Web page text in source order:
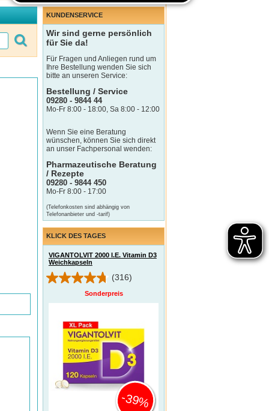
KUNDENSERVICE
Wir sind gerne persönlich
für Sie da!
Für Fragen und Anliegen rund um
Ihre Bestellung wenden Sie sich
bitte an unseren Service:
Bestellung / Service
09280 - 9844 44
Mo-Fr 8:00 - 18:00, Sa 8:00 - 12:00
Wenn Sie eine Beratung
wünschen, können Sie sich direkt
an unser Fachpersonal wenden:
Pharmazeutische Beratung
/ Rezepte
09280 - 9844 450
Mo-Fr 8:00 - 17:00
(Telefonkosten sind abhängig von
Telefonanbieter und -tarif)
KLICK DES TAGES
VIGANTOLVIT 2000 I.E. Vitamin D3
Weichkapseln
(316)
Sonderpreis
-39%